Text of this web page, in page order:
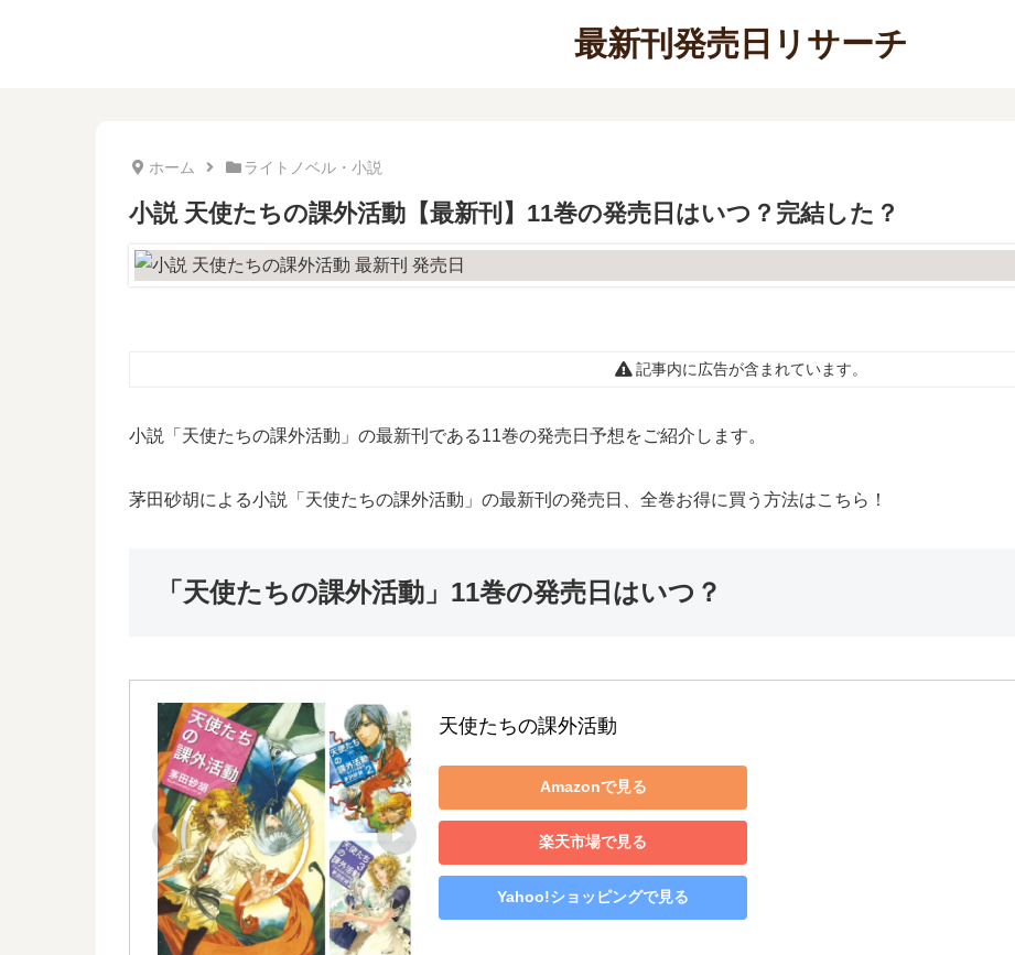
最新刊発売日リサーチ
ホーム ライトノベル・小説
小説 天使たちの課外活動【最新刊】11巻の発売日はいつ？完結した？
記事内に広告が含まれています。
小説「天使たちの課外活動」の最新刊である11巻の発売日予想をご紹介します。
茅田砂胡による小説「天使たちの課外活動」の最新刊の発売日、全巻お得に買う方法はこちら！
「天使たちの課外活動」11巻の発売日はいつ？
天使たちの課外活動
Amazonで見る
楽天市場で見る
Yahoo!ショッピングで見る